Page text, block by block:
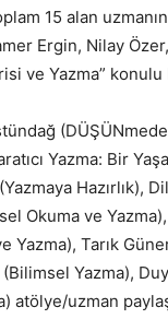
15 alan
Ergin, Nilay Özer,
ve Yazma”
Yazma: Bir
Hazırlık),
Okuma ve
Tarık
Yazma),
atölye/uzman